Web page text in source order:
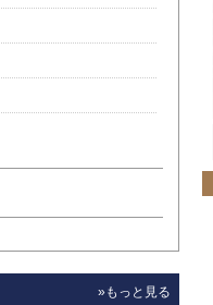
»もっと見る